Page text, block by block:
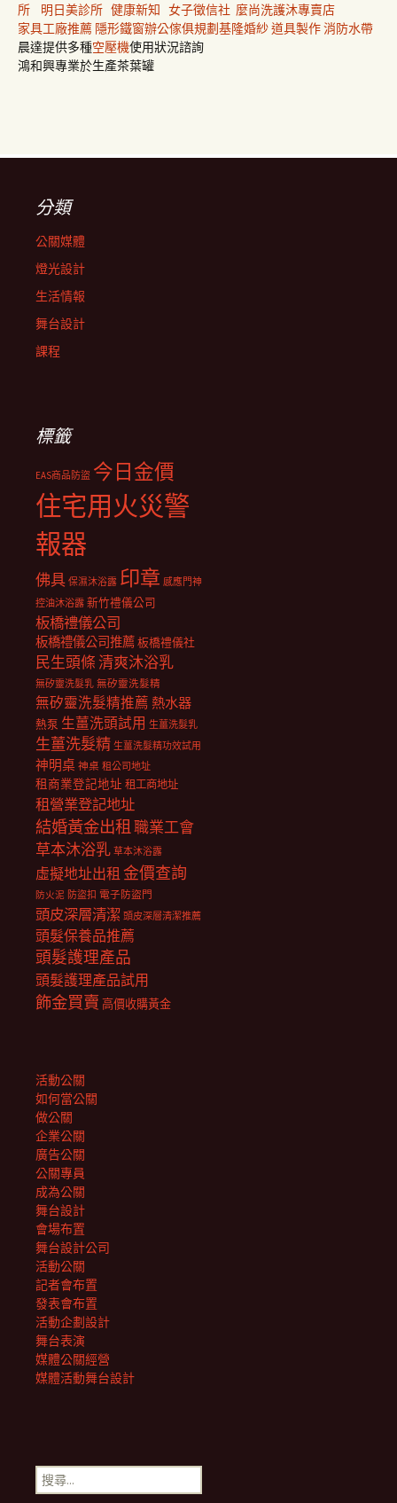
所
明日美診所 健康新知 女子徵信社 麼尚洗護沐專賣店
家具工廠推薦 隱形鐵窗辦公傢俱規劃基隆婚紗道具製作消防水帶
晨達提供多種空壓機使用狀況諮詢
鴻和興專業於生產茶葉罐
分類
公關媒體
燈光設計
生活情報
舞台設計
課程
標籤
EAS商品防盜 今日金價
住宅用火災警
報器
佛具 保濕沐浴露 印章 感應門神
控油沐浴露 新竹禮儀公司
板橋禮儀公司
板橋禮儀公司推薦板橋禮儀社
民生頭條清爽沐浴乳
無矽靈洗髮乳 無矽靈洗髮精
無矽靈洗髮精推薦 熱水器
熱泵 生薑洗頭試用 生薑洗髮乳
生薑洗髮精 生薑洗髮精功效試用
神明桌 神桌 租公司地址
租商業登記地址 租工商地址
租營業登記地址
結婚黃金出租職業工會
草本沐浴乳 草本沐浴露
虛擬地址出租 金價查詢
防火泥 防盜扣 電子防盜門
頭皮深層清潔 頭皮深層清潔推薦
頭髮保養品推薦
頭髮護理產品
頭髮護理產品試用
飾金買賣 高價收購黃金
活動公關
如何當公關
做公關
企業公關
廣告公關
公關專員
成為公關
舞台設計
會場布置
舞台設計公司
活動公關
記者會布置
發表會布置
活動企劃設計
舞台表演
媒體公關經營
媒體活動舞台設計
搜
尋